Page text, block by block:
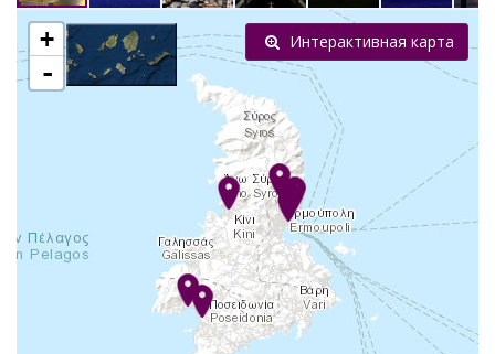
+
-
Интерактивная карта